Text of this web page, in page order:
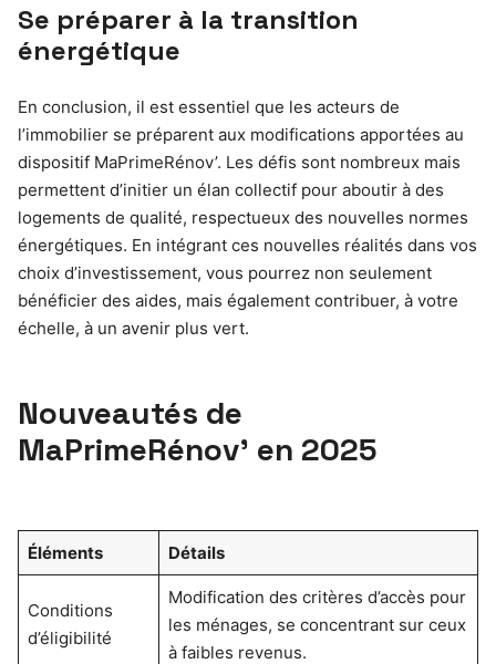
Se préparer à la transition
énergétique
En conclusion, il est essentiel que les acteurs de
l’immobilier se préparent aux modifications apportées au
dispositif MaPrimeRénov’. Les défis sont nombreux mais
permettent d’initier un élan collectif pour aboutir à des
logements de qualité, respectueux des nouvelles normes
énergétiques. En intégrant ces nouvelles réalités dans vos
choix d’investissement, vous pourrez non seulement
bénéficier des aides, mais également contribuer, à votre
échelle, à un avenir plus vert.
Nouveautés de
MaPrimeRénov’ en 2025
Éléments Détails
Conditions
d’éligibilité
Modification des critères d’accès pour
les ménages, se concentrant sur ceux
à faibles revenus.